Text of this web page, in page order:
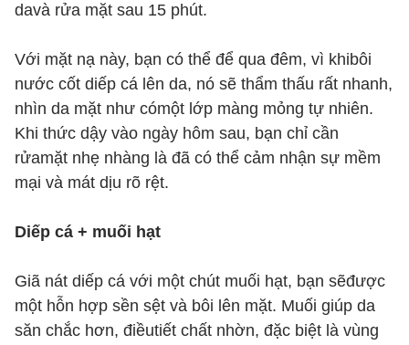
davà rửa mặt sau 15 phút.
Với mặt nạ này, bạn có thể để qua đêm, vì khibôi
nước cốt diếp cá lên da, nó sẽ thẩm thấu rất nhanh,
nhìn da mặt như cómột lớp màng mỏng tự nhiên.
Khi thức dậy vào ngày hôm sau, bạn chỉ cần
rửamặt nhẹ nhàng là đã có thể cảm nhận sự mềm
mại và mát dịu rõ rệt.
Diếp cá + muối hạt
Giã nát diếp cá với một chút muối hạt, bạn sẽđược
một hỗn hợp sền sệt và bôi lên mặt. Muối giúp da
săn chắc hơn, điềutiết chất nhờn, đặc biệt là vùng